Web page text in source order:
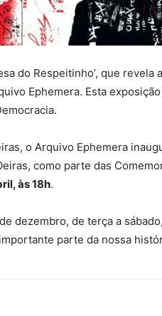
do Respeitinho’, que revela
Ephemera. Esta
o Arquivo Ephemera
como parte das
às 18h.
dezembro, de terça a
parte da nossa